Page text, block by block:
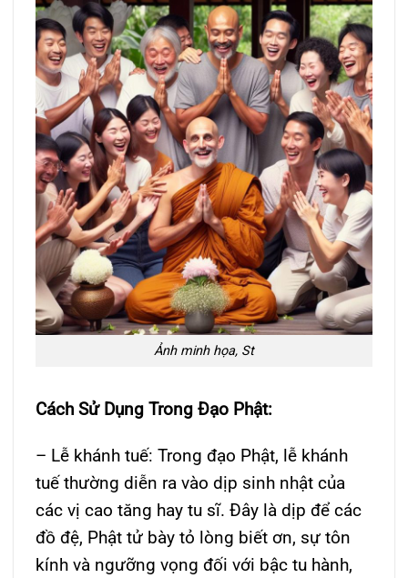
Ảnh minh họa, St
Cách Sử Dụng Trong Đạo Phật:
– Lễ khánh tuế: Trong đạo Phật, lễ khánh
tuế thường diễn ra vào dịp sinh nhật của
các vị cao tăng hay tu sĩ. Đây là dịp để các
đồ đệ, Phật tử bày tỏ lòng biết ơn, sự tôn
kính và ngưỡng vọng đối với bậc tu hành,